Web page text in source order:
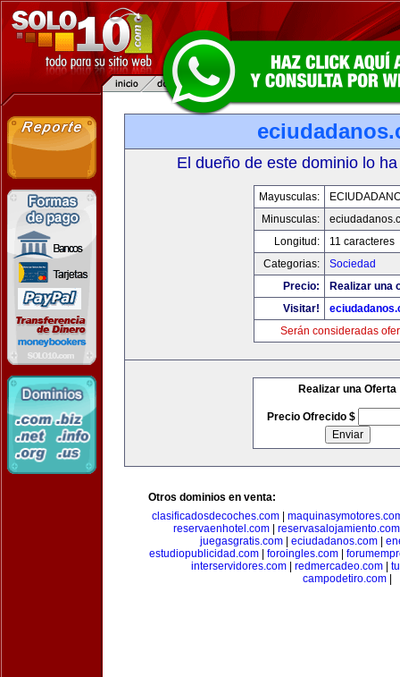
El dueño de este dominio lo
Mayusculas:
Minusculas:
Longitud:
11 caracteres
Categorias:
Sociedad
Precio:
Realizar una
Visitar!
Serán consideradas
Realizar una Oferta
Precio Ofrecido $
Otros dominios en venta:
clasificadosdecoches.com
reservaenhotel.com| reservasalojamiento.com
juegasgratis.com
eciudadanos.com
estudiopublicidad.com| foroingles.com|
interservidores.com
redmercadeo.com
campodetiro.com